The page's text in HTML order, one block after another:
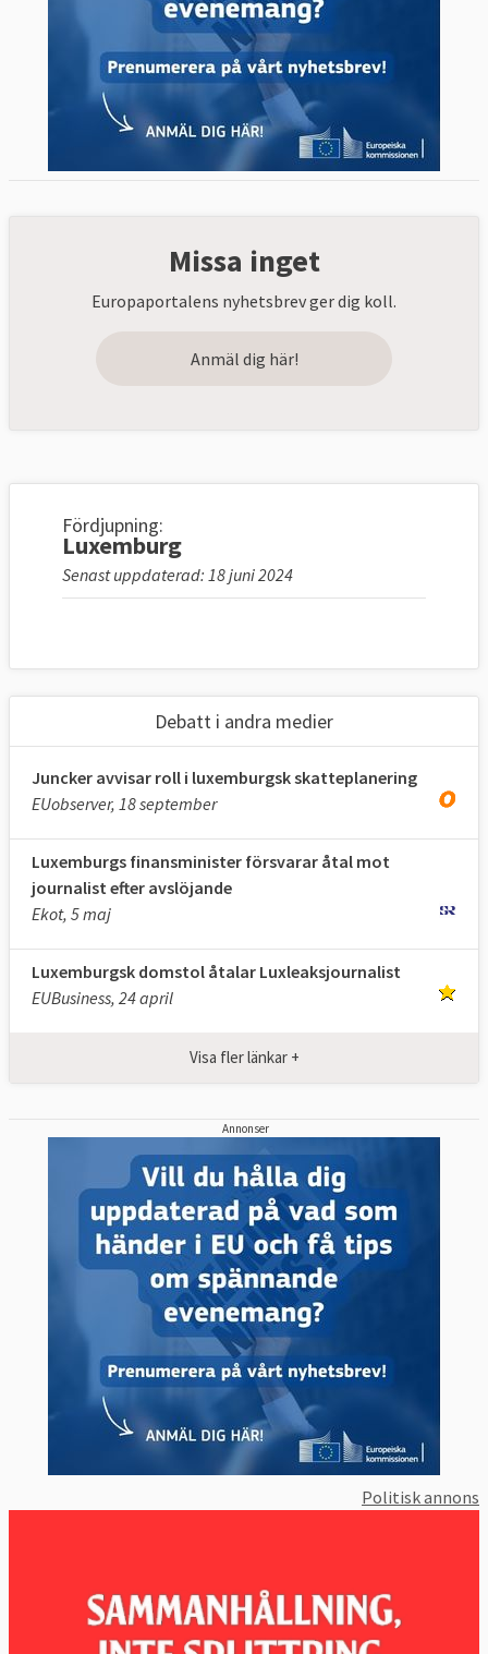
Missa inget
Europaportalens nyhetsbrev ger dig koll.
Anmäl dig här!
Fördjupning:
Luxemburg
Senast uppdaterad: 18 juni 2024
Debatt i andra medier
Juncker avvisar roll i luxemburgsk skatteplanering
EUobserver, 18 september
Luxemburgs finansminister försvarar åtal mot
journalist efter avslöjande
Ekot, 5 maj
Luxemburgsk domstol åtalar Luxleaksjournalist
EUBusiness, 24 april
Visa fler länkar +
Annonser
Politisk annons